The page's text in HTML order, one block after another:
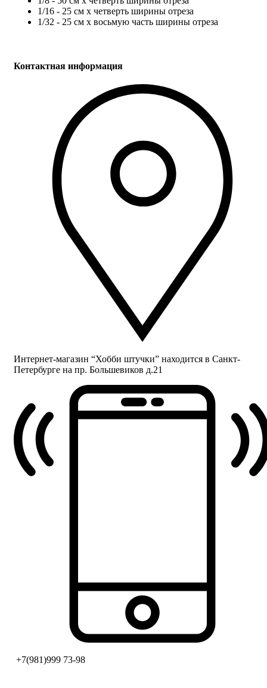
1/16 - 25 см х четверть ширины отреза
1/32 - 25 см х восьмую часть ширины отреза
Контактная информация
Интернет-магазин “Хобби штучки” находится в Санкт-
Петербурге на пр. Большевиков д.21
+7(981)999 73-98